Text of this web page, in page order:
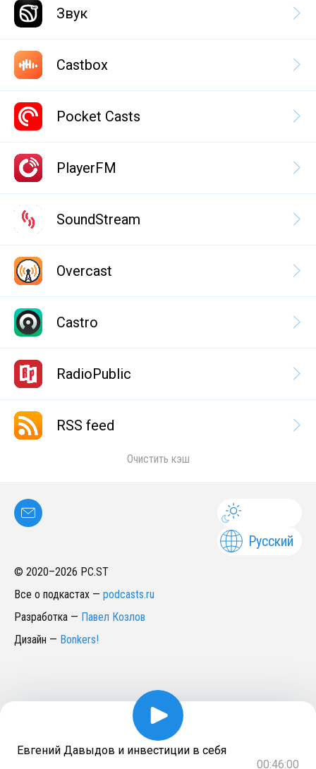
Звук
Castbox
Pocket Casts
PlayerFM
SoundStream
Overcast
Castro
RadioPublic
RSS feed
Очистить кэш
Русский
© 2020–2026 PC.ST
Все о подкастах — podcasts.ru
Разработка — Павел Козлов
Дизайн — Bonkers!
Евгений Давыдов и инвестиции в себя
00:46:00